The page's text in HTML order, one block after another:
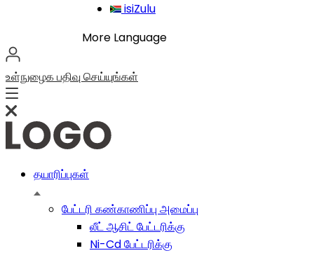
isiZulu
More Language
உள்நுழைகபதிவு செய்யுங்கள்
தயாரிப்புகள்
பேட்டரி கண்காணிப்பு அமைப்பு
லீட் ஆசிட் பேட்டரிக்கு
Ni-Cd பேட்டரிக்கு